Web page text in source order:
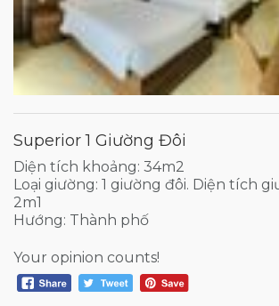
Superior 1 Giường Đôi
Diện tích khoảng: 34m2
Loại giường: 1 giường đôi. Diện tích
2m1
Hướng: Thành phố
Your opinion counts!